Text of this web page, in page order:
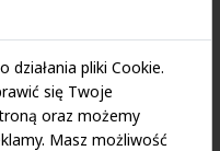
pliki Cookie.
się Twoje
oraz możemy
Masz możliwość